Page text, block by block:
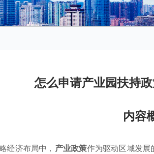
怎么申请产业园扶持
内容
经济布局中， 产业政策作为驱动区域发